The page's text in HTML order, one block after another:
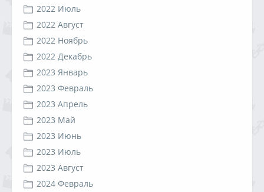
2022 Июль
2022 Август
2022 Ноябрь
2022 Декабрь
2023 Январь
2023 Февраль
2023 Апрель
2023 Май
2023 Июнь
2023 Июль
2023 Август
2024 Февраль